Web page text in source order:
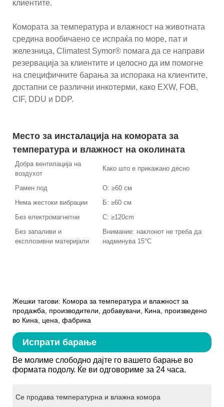
клиентите.
Комората за температура и влажност на животната
средина вообичаено се испраќа по море, пат и
железница, Climatest Symor® помага да се направи
резервација за клиентите и целосно да им помогне
на специфичните барања за испорака на клиентите,
достапни се различни инкотерми, како EXW, FOB,
CIF, DDU и DDP.
Место за инсталација на комората за
температура и влажност на околината
Добра вентилација на
воздухот
Како што е прикажано десно
Рамен под
О: ≥60 см
Нема жестоки вибрации
Б: ≥60 см
Без електромагнетни
C: ≥120cm
Без запаливи и
експлозивни материјали
Внимание: наклонот не треба да
надминува 15°C
Жешки тагови: Комора за температура и влажност за
продажба, производители, добавувачи, Кина, произведено
во Кина, цена, фабрика
Испрати барање
Ве молиме слободно дајте го вашето барање во
формата подолу. Ќе ви одговориме за 24 часа.